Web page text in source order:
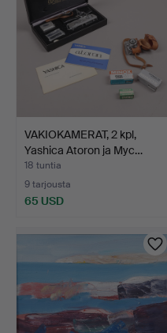
VAKIOKAMERAT, 2 kpl,
Yashica Atoron ja Myc…
18 tuntia
9 tarjousta
65 USD